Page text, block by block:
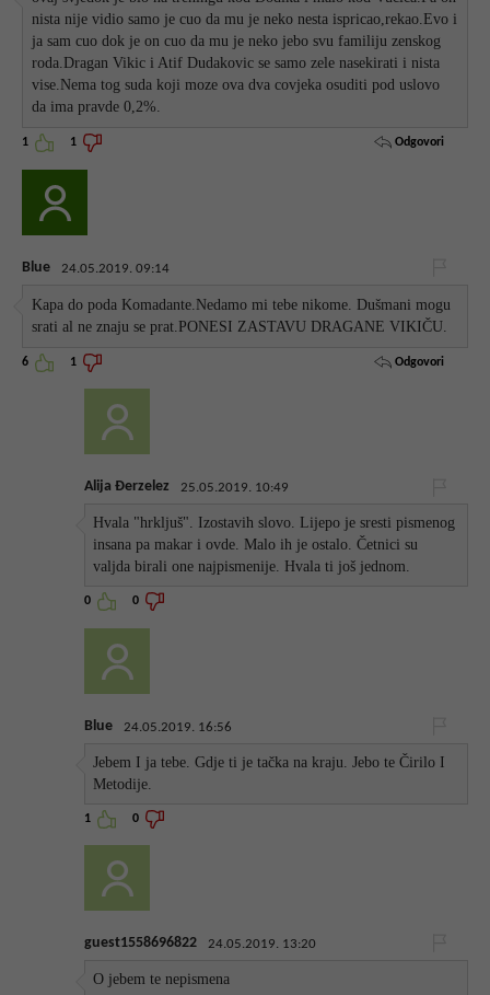
nista nije vidio samo je cuo da mu je neko nesta ispricao,rekao.Evo i
ja sam cuo dok je on cuo da mu je neko jebo svu familiju zenskog
roda.Dragan Vikic i Atif Dudakovic se samo zele nasekirati i nista
vise.Nema tog suda koji moze ova dva covjeka osuditi pod uslovo
da ima pravde 0,2%.
1 1 Odgovori
Blue 24.05.2019. 09:14
Kapa do poda Komadante.Nedamo mi tebe nikome. Dušmani mogu
srati al ne znaju se prat.PONESI ZASTAVU DRAGANE VIKIČU.
6 1 Odgovori
Alija Đerzelez 25.05.2019. 10:49
Hvala "hrkljuš". Izostavih slovo. Lijepo je sresti pismenog
insana pa makar i ovde. Malo ih je ostalo. Četnici su
valjda birali one najpismenije. Hvala ti još jednom.
0 0
Blue 24.05.2019. 16:56
Jebem I ja tebe. Gdje ti je tačka na kraju. Jebo te Čirilo I
Metodije.
1 0
guest1558696822 24.05.2019. 13:20
O jebem te nepismena